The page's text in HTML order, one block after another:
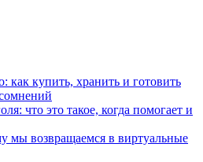
как купить, хранить и готовить
что это такое, когда помогает и
мы возвращаемся в виртуальные